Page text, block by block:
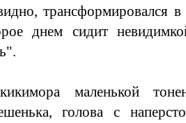
трансформировался
днем сидит
кикимора маленькой
голова с